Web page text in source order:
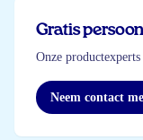
Gratis
Onze
Neem contact